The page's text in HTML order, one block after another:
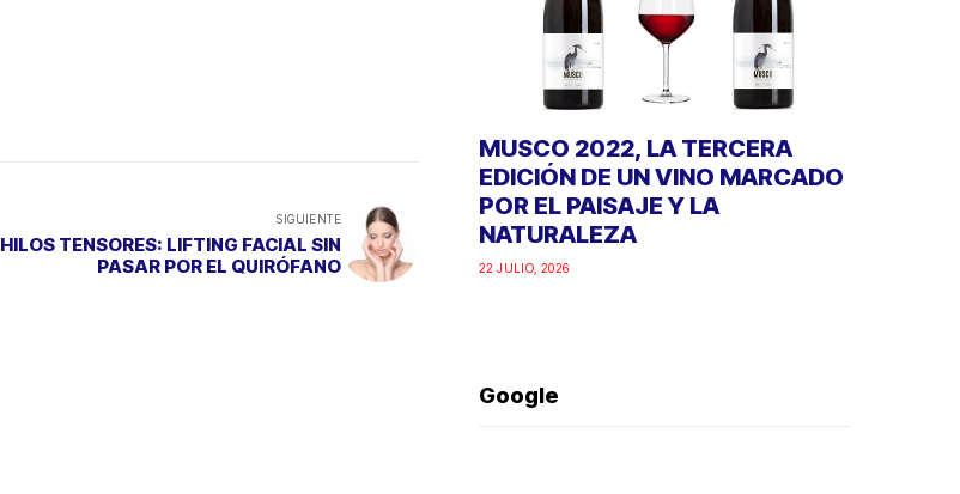
SIGUIENTE
HILOS TENSORES: LIFTING FACIAL SIN
PASAR POR EL QUIRÓFANO
MUSCO 2022, LA TERCERA
EDICIÓN DE UN VINO MARCADO
POR EL PAISAJE Y LA
NATURALEZA
22 JULIO, 2026
Google